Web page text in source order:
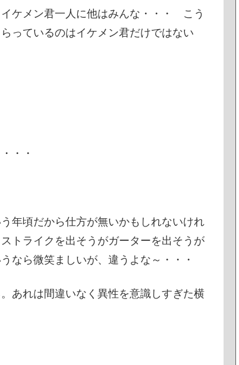
ケメン君一人に他はみんな・・・ こう
っているのはイケメン君だけではない
・・
年頃だから仕方が無いかもしれないけれ
トライクを出そうがガーターを出そうが
なら微笑ましいが、違うよな～・・・
あれは間違いなく異性を意識しすぎた横